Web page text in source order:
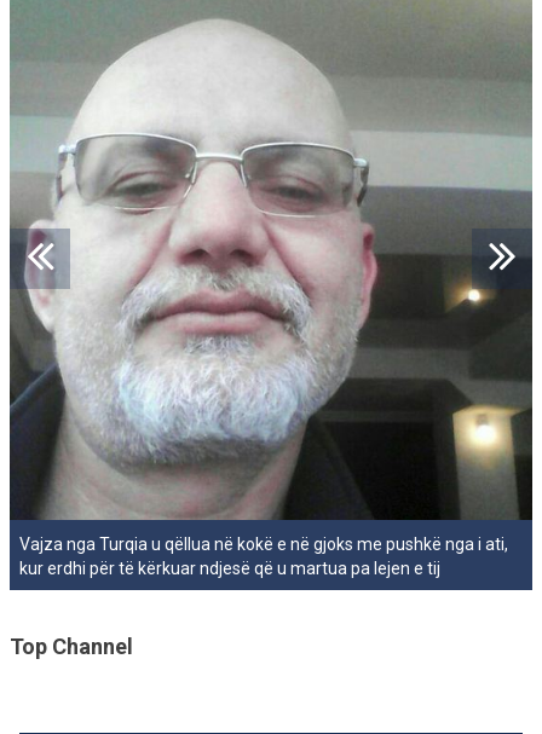
Vajza nga Turqia u qëllua në kokë e në gjoks me pushkë nga i ati,
kur erdhi për të kërkuar ndjesë që u martua pa lejen e tij
Top Channel